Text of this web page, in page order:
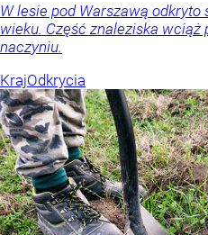
W lesie pod Warszawą
wieku. Część znaleziska
naczyniu.
KrajOdkrycia